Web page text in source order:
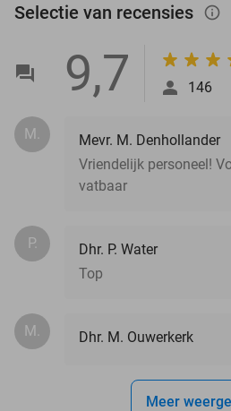
Selectie van recensies info_outlined
9,7 146
M.
Mevr. M. Denhollander
Vriendelijk personeel!
vatbaar
P.
Dhr. P. Water
Top
M. Dhr. M. Ouwerkerk
Meer